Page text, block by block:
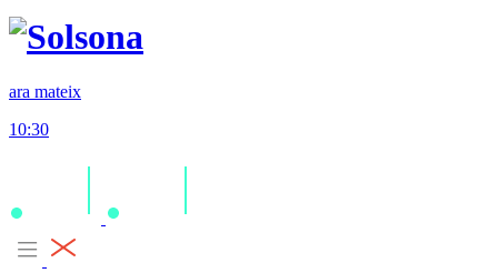
ara mateix
10:30